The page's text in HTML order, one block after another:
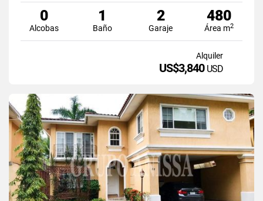
0
Alcobas
1
Baño
2
Garaje
480
Área m2
Alquiler
US$3,840 USD